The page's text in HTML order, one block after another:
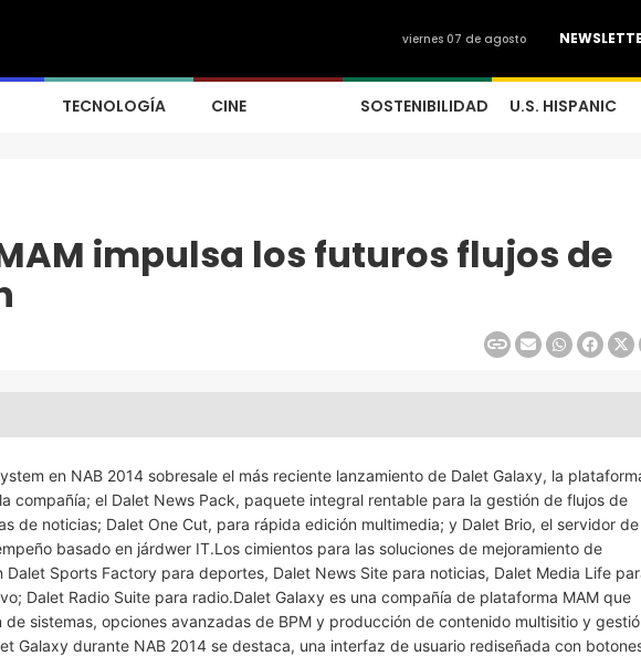
viernes 07 de agosto
TECNOLOGÍA CINE SOSTENIBILIDAD U.S. HISPANIC
impulsa los futuros flujos de
en NAB 2014 sobresale el más reciente lanzamiento de Dalet Galaxy, la
compañía; el Dalet News Pack, paquete integral rentable para la gestión de flujos de
de noticias; Dalet One Cut, para rápida edición multimedia; y Dalet Brio, el servidor de
basado en járdwer IT.Los cimientos para las soluciones de mejoramiento de
Sports Factory para deportes, Dalet News Site para noticias, Dalet Media Life
Dalet Radio Suite para radio.Dalet Galaxy es una compañía de plataforma MAM que
sistemas, opciones avanzadas de BPM y producción de contenido multisitio y
Galaxy durante NAB 2014 se destaca, una interfaz de usuario rediseñada con